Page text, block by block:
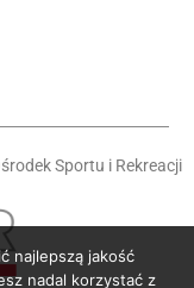
Sportu i Rekreacji
najlepszą jakość
nadal korzystać z